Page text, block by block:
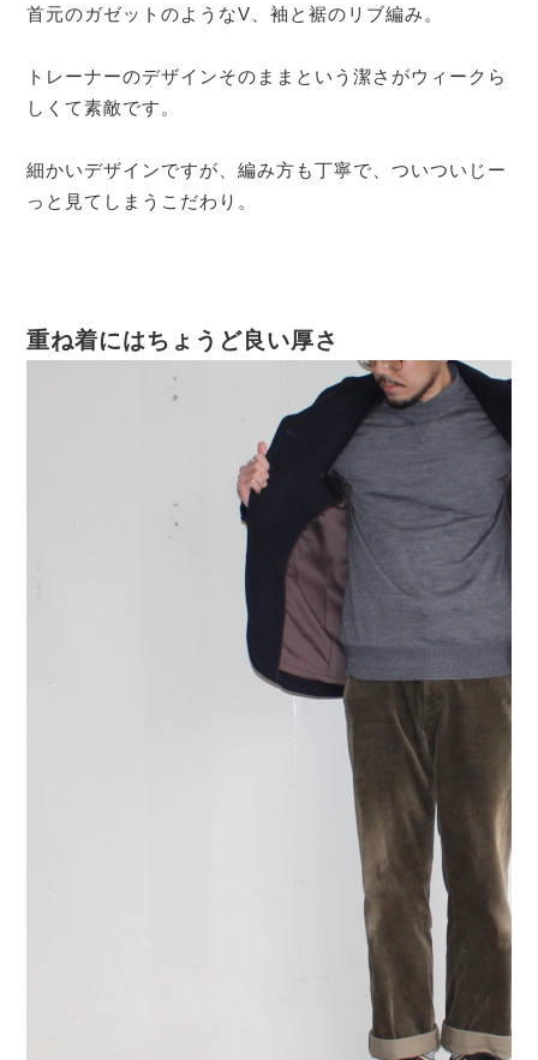
首元のガゼットのようなV、袖と裾のリブ編み。
トレーナーのデザインそのままという潔さがウィークら
しくて素敵です。
細かいデザインですが、編み方も丁寧で、ついついじー
っと見てしまうこだわり。
重ね着にはちょうど良い厚さ